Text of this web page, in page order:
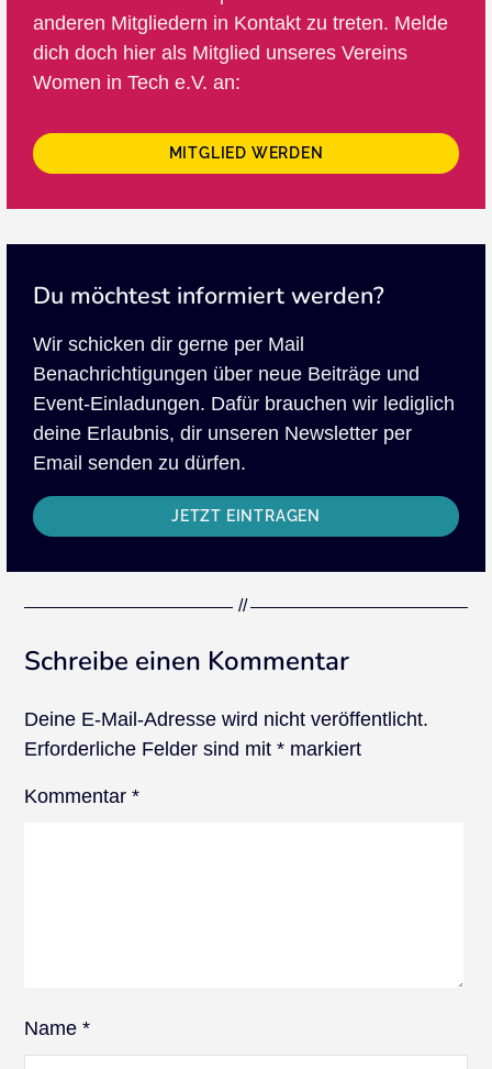
anderen Mitgliedern in Kontakt zu treten. Melde
dich doch hier als Mitglied unseres Vereins
Women in Tech e.V. an:
MITGLIED WERDEN
Du möchtest informiert werden?
Wir schicken dir gerne per Mail
Benachrichtigungen über neue Beiträge und
Event-Einladungen. Dafür brauchen wir lediglich
deine Erlaubnis, dir unseren Newsletter per
Email senden zu dürfen.
JETZT EINTRAGEN
Schreibe einen Kommentar
Deine E-Mail-Adresse wird nicht veröffentlicht.
Erforderliche Felder sind mit* markiert
Kommentar*
Name*